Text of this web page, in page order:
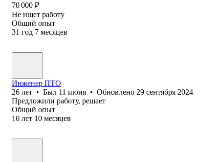
70 000 ₽
Не ищет работу
Общий опыт
31 год 7 месяцев
Инженер ПТО
26 лет • Был 11 июня • Обновлено 29 сентября 2024
Предложили работу, решает
Общий опыт
10 лет 10 месяцев